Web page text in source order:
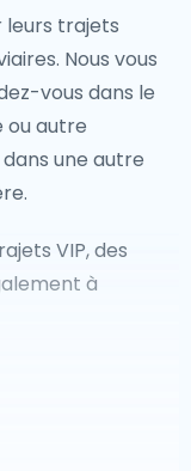
leurs trajets
Nous vous
vous dans le
ou autre
une autre
VIP, des
à